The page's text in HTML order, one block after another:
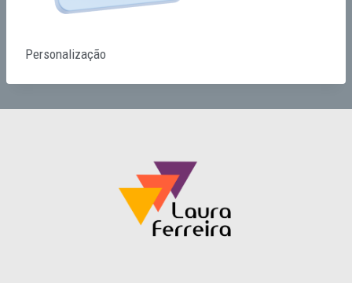
Personalização